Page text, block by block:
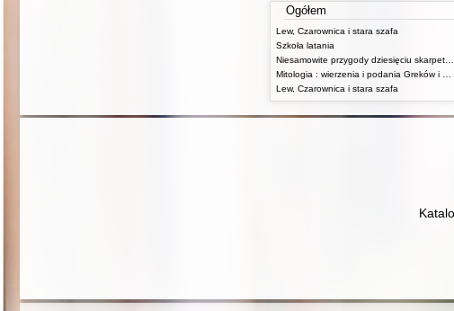
Ogółem
Lew, Czarownica i stara szafa
Szkoła latania
Lew, Czarownica i stara szafa